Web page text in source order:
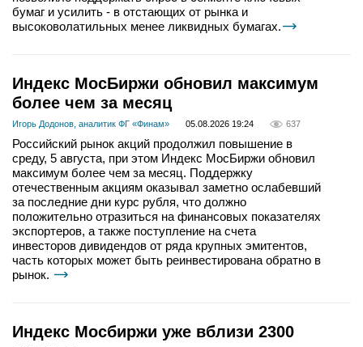
бумаг и усилить - в отстающих от рынка и
высоковолатильных менее ликвидных бумагах.
Индекс МосБиржи обновил максимум
более чем за месяц
Игорь Додонов, аналитик ФГ «Финам» 05.08.2026 19:24 637
Российский рынок акций продолжил повышение в
среду, 5 августа, при этом Индекс МосБиржи обновил
максимум более чем за месяц. Поддержку
отечественным акциям оказывал заметно ослабевший
за последние дни курс рубля, что должно
положительно отразиться на финансовых показателях
экспортеров, а также поступление на счета
инвесторов дивидендов от ряда крупных эмитентов,
часть которых может быть реинвестирована обратно в
рынок.
Индекс Мосбиржи уже вблизи 2300